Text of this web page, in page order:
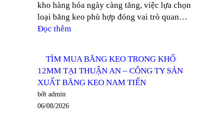
kho hàng hóa ngày càng tăng, việc lựa chọn
loại băng keo phù hợp đóng vai trò quan…
Đọc thêm
BĂNG
KEO
TRONG
TÌM MUA BĂNG KEO TRONG KHỔ
12MM TẠI THUẬN AN – CÔNG TY SẢN
XUẤT BĂNG KEO NAM TIẾN
bởi admin
06/08/2026